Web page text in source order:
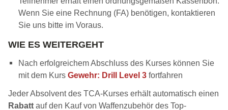
Wenn Sie eine Rechnung (FA) benötigen, kontaktieren
Sie uns bitte im Voraus.
WIE ES WEITERGEHT
Nach erfolgreichem Abschluss des Kurses können Sie
mit dem Kurs Gewehr: Drill Level 3 fortfahren
Jeder Absolvent des TCA-Kurses erhält automatisch einen
Rabatt auf den Kauf von Waffenzubehör des Top-